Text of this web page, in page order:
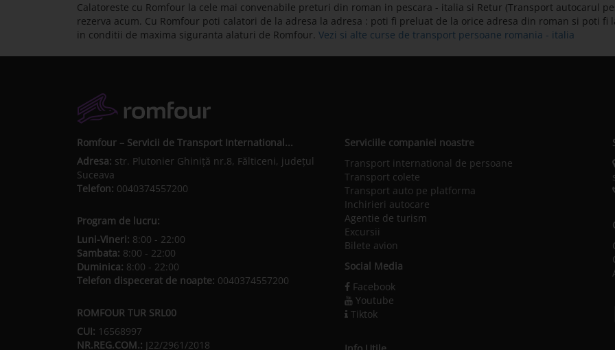
Calatoreste cu Romfour la cele mai convenabile preturi din roman in pescara - italia si Retur (Transport autocarul
rezerva acum. Cu Romfour poti calatori de la adresa la adresa : poti fi preluat de la orice adresa din roman si poti fi
in conditii de maxima siguranta alaturi de Romfour. Vezi si alte curse de transport persoane romania - italia
Romfour – Servicii de Transport International...
Adresa: str. Plutonier Ghiniţă nr.8, Fălticeni, judeţul
Suceava
Telefon: 0040374557200
Program de lucru:
Luni-Vineri: 8:00 - 22:00
Sambata: 8:00 - 22:00
Duminica: 8:00 - 22:00
Telefon dispecerat de noapte: 0040374557200
ROMFOUR TUR SRL00
CUI: 16568997
NR.REG.COM.: J22/2961/2018
Serviciile companiei noastre
Transport international de persoane
Transport colete
Transport auto pe platforma
Inchirieri autocare
Agentie de turism
Excursii
Bilete avion
Social Media
Facebook
Youtube
Tiktok